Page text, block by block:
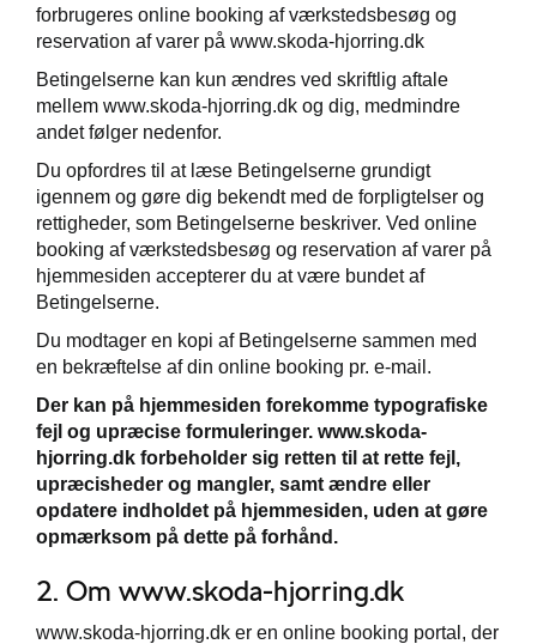
forbrugeres online booking af værkstedsbesøg og
reservation af varer på www.skoda-hjorring.dk
Betingelserne kan kun ændres ved skriftlig aftale
mellem www.skoda-hjorring.dk og dig, medmindre
andet følger nedenfor.
Du opfordres til at læse Betingelserne grundigt
igennem og gøre dig bekendt med de forpligtelser og
rettigheder, som Betingelserne beskriver. Ved online
booking af værkstedsbesøg og reservation af varer på
hjemmesiden accepterer du at være bundet af
Betingelserne.
Du modtager en kopi af Betingelserne sammen med
en bekræftelse af din online booking pr. e-mail.
Der kan på hjemmesiden forekomme typografiske
fejl og upræcise formuleringer. www.skoda-
hjorring.dk forbeholder sig retten til at rette fejl,
upræcisheder og mangler, samt ændre eller
opdatere indholdet på hjemmesiden, uden at gøre
opmærksom på dette på forhånd.
2. Om www.skoda-hjorring.dk
www.skoda-hjorring.dk er en online booking portal, der